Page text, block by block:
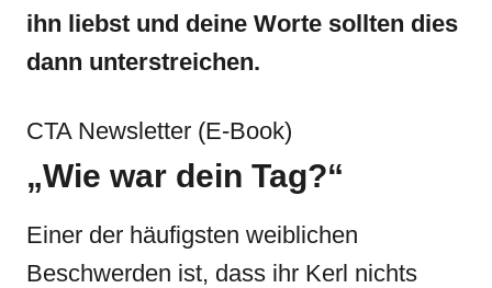
ihn liebst und deine Worte sollten dies
dann unterstreichen.
CTA Newsletter (E-Book)
„Wie war dein Tag?“
Einer der häufigsten weiblichen
Beschwerden ist, dass ihr Kerl nichts